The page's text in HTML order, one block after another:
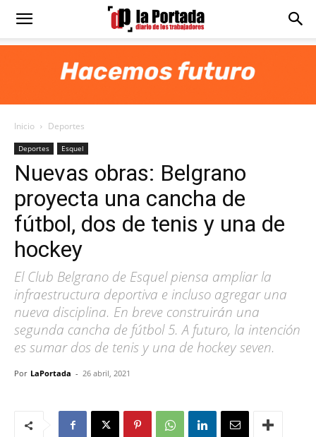
Diario
Portada
Inicio Deportes
Deportes Esquel
Nuevas obras: Belgrano
proyecta una cancha de
fútbol, dos de tenis y una de
hockey
El Club Belgrano de Esquel piensa ampliar la
infraestructura deportiva e incluso agregar una
nueva disciplina. En breve construirán una
segunda cancha de fútbol 5. A futuro, la intención
es sumar dos de tenis y una de hockey seven.
Por LaPortada - 26 abril, 2021